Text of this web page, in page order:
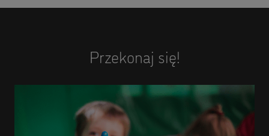
Przekonaj się!